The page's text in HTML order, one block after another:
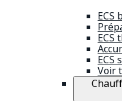
ECS
ECS
ECS
Voir